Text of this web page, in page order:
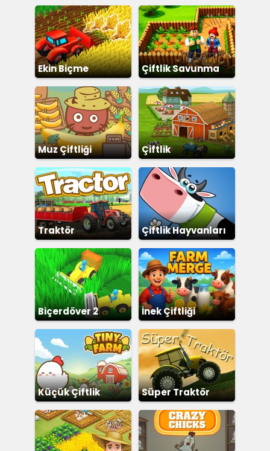
Ekin Biçme Çiftlik Savunma
Muz Çiftliği Çiftlik
Traktör Çiftlik Hayvanları
Biçerdöver 2 İnek Çiftliği
Küçük Çiftlik Süper Traktör